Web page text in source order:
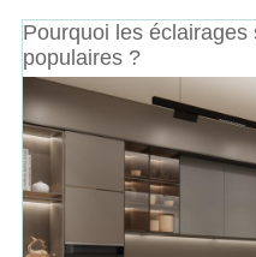
Pourquoi les éclairages
populaires ?